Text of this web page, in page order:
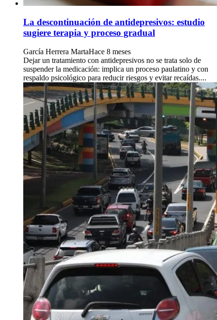
La descontinuación de antidepresivos: estudio
sugiere terapia y proceso gradual
García Herrera MartaHace 8 meses
Dejar un tratamiento con antidepresivos no se trata solo de
suspender la medicación: implica un proceso paulatino y con
respaldo psicológico para reducir riesgos y evitar recaídas....